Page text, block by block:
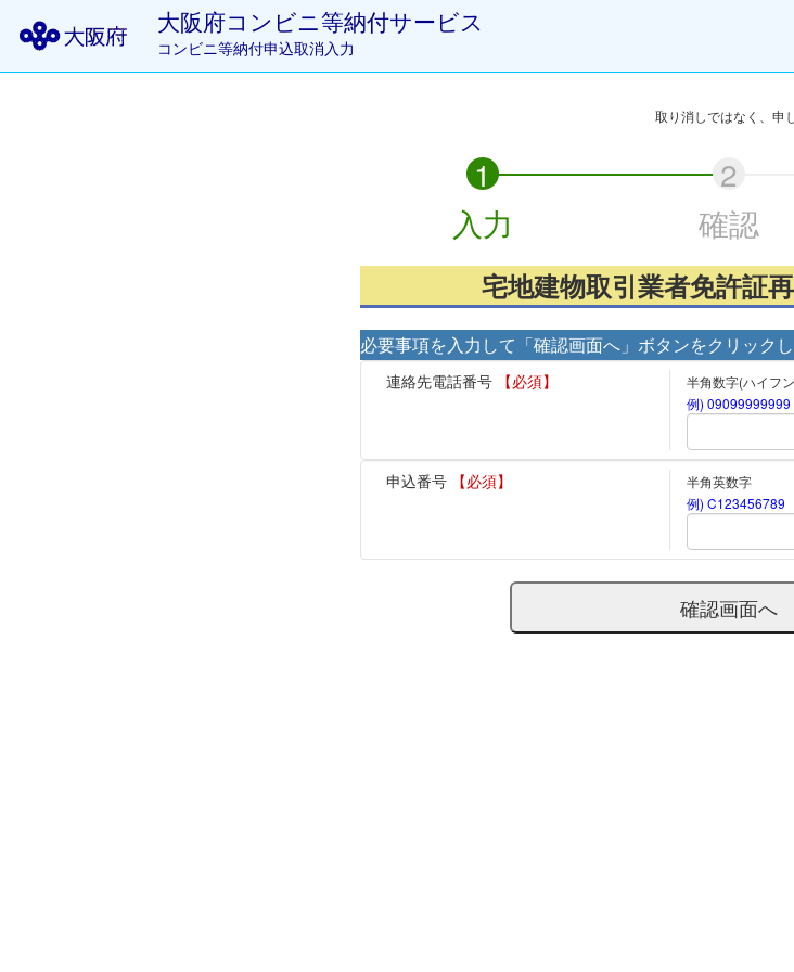
大阪府コンビニ等納付サービス
コンビニ等納付申込取消入力
取り消しではなく、申
入力 確認
宅地建物取引業者免許証
必要事項を入力して「確認画面へ」ボタンをクリックし
連絡先電話番号 【必須】
半角数字(ハイフ
例) 09099999999
申込番号 【必須】
半角英数字
例) C123456789
確認画面へ